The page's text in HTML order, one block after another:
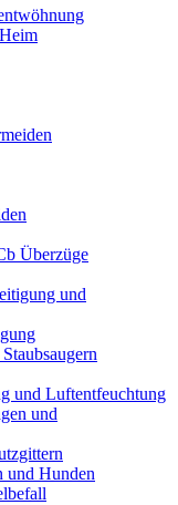
Überzüge
und
und Luftentfeuchtung
und
und Hunden